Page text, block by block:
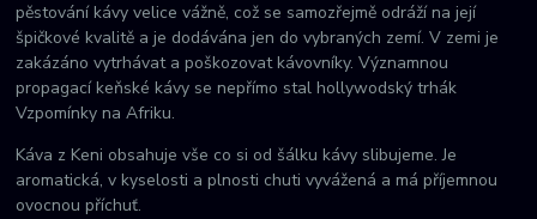
pěstování kávy velice vážně, což se samozřejmě odráží na její
špičkové kvalitě a je dodávána jen do vybraných zemí. V zemi je
zakázáno vytrhávat a poškozovat kávovníky. Významnou
propagací keňské kávy se nepřímo stal hollywodský trhák
Vzpomínky na Afriku.
Káva z Keni obsahuje vše co si od šálku kávy slibujeme. Je
aromatická, v kyselosti a plnosti chuti vyvážená a má příjemnou
ovocnou příchuť.